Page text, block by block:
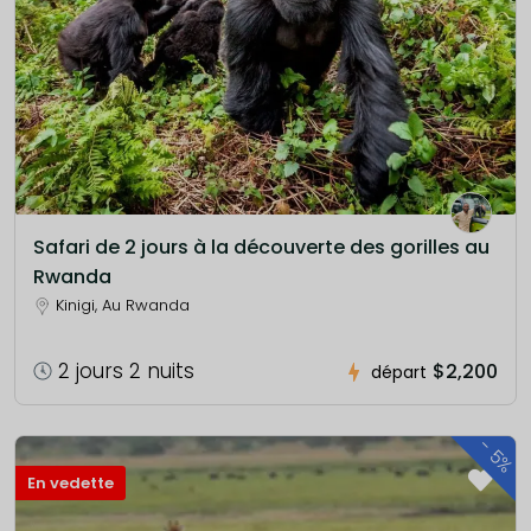
Safari de 2 jours à la découverte des gorilles au
Rwanda
Kinigi, Au Rwanda
2 jours 2 nuits départ $2,200
-
5%
En vedette